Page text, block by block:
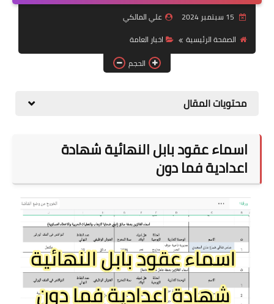
قسم التطبيقات
قطع الاراضي
علي المالكي
الصفحة الرئيسية
اخبار العامة
الحجم
محتويات المقال
اسماء عقود بابل النهائية شهادة
اعدادية فما دون